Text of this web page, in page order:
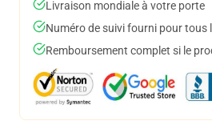
Livraison mondiale à votre porte
Numéro de suivi fourni pour tous
Remboursement complet si le